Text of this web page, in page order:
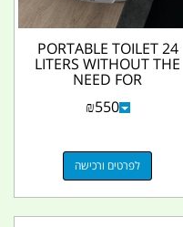
PORTABLE TOILET 24
LITERS WITHOUT THE
NEED FOR
CAMPINGLIFE
₪550
לפרטים ורכישה